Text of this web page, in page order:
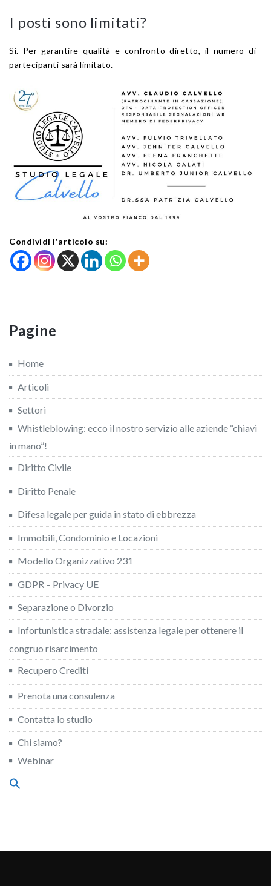
I posti sono limitati?
Sì. Per garantire qualità e confronto diretto, il numero di
partecipanti sarà limitato.
Condividi l'articolo su:
Pagine
Home
Articoli
Settori
Whistleblowing: ecco il nostro servizio alle aziende “chiavi
in mano”!
Diritto Civile
Diritto Penale
Difesa legale per guida in stato di ebbrezza
Immobili, Condominio e Locazioni
Modello Organizzativo 231
GDPR – Privacy UE
Separazione o Divorzio
Infortunistica stradale: assistenza legale per ottenere il
congruo risarcimento
Recupero Crediti
Prenota una consulenza
Contatta lo studio
Chi siamo?
Webinar
Search